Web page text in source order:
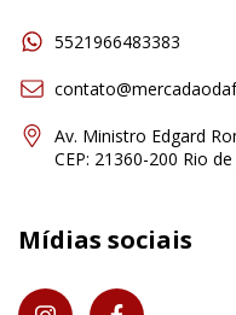
5521966483383
Av. Ministro Edgard
CEP: 21360-200 Rio de
Mídias sociais